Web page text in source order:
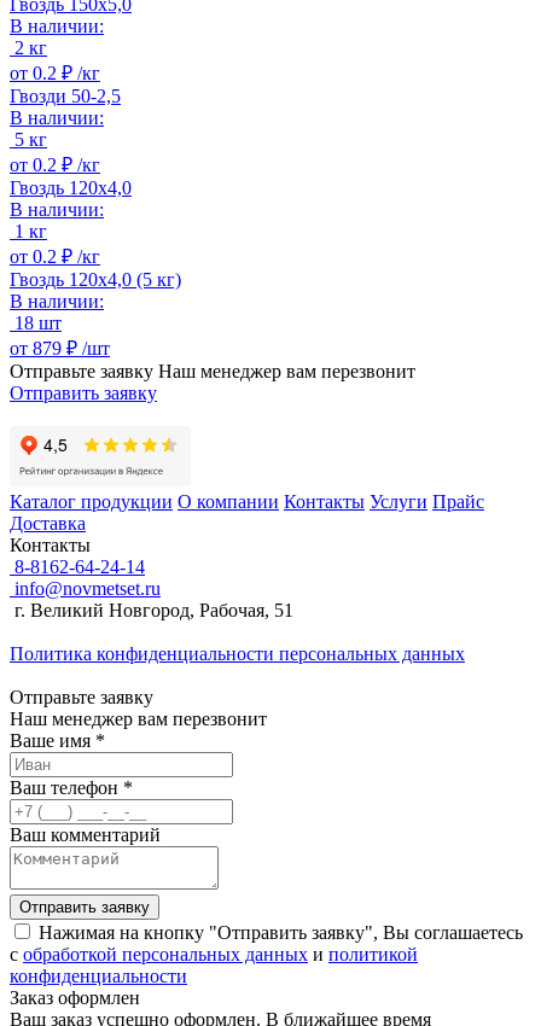
В наличии:
2 кг
от 0.2 ₽ /кг
Гвозди 50-2,5
В наличии:
5 кг
от 0.2 ₽ /кг
Гвоздь 120х4,0
В наличии:
1 кг
от 0.2 ₽ /кг
Гвоздь 120х4,0 (5 кг)
В наличии:
18 шт
от 879 ₽ /шт
Отправьте заявку Наш менеджер вам перезвонит
Отправить заявку
Каталог продукции О компании Контакты Услуги Прайс
Доставка
Контакты
8-8162-64-24-14
info@novmetset.ru
г. Великий Новгород, Рабочая, 51
Политика конфиденциальности персональных данных
Отправьте заявку
Наш менеджер вам перезвонит
Ваше имя *
Ваш телефон *
Ваш комментарий
Отправить заявку
Нажимая на кнопку "Отправить заявку", Вы соглашаетесь
с обработкой персональных данных и политикой
конфиденциальности
Заказ оформлен
Ваш заказ успешно оформлен. В ближайшее время